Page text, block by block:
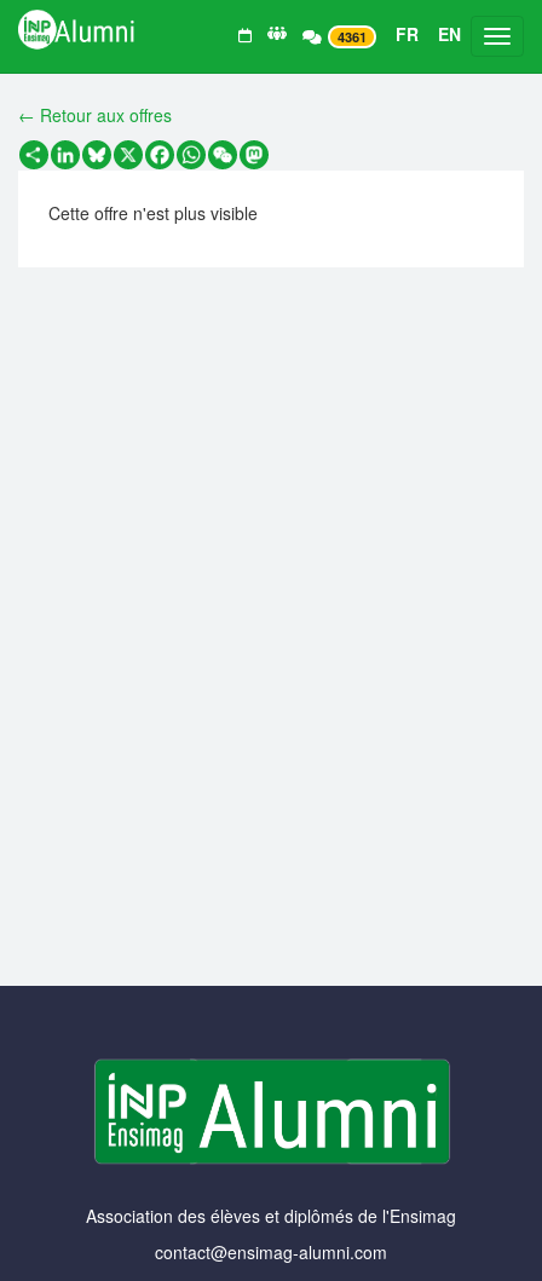
4361 FR EN
← Retour aux offres
PartagerLinkedIn
Bluesky
X Facebook
WhatsApp
WeChatMastodon
Cette offre n'est plus visible
Association des élèves et diplômés de l'Ensimag
contact@ensimag-alumni.com